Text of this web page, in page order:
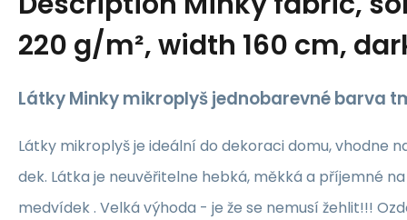
220 g/m², width 160 cm,
Látky Minky mikroplyš jednobarevné barva
Látky mikroplyš je ideální do dekoraci domu, vhodne
dek. Látka je neuvěřitelne hebká, měkká a příjemné
medvídek . Velká výhoda - je že se nemusí žehlit!!!